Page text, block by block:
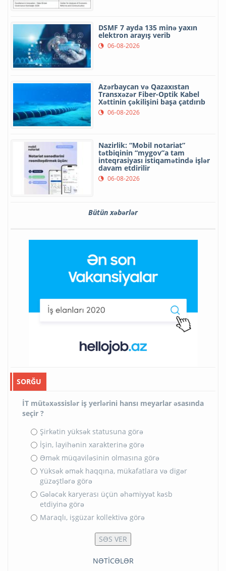
DSMF 7 ayda 135 minə yaxın
elektron arayış verib
06-08-2026
Azərbaycan və Qazaxıstan
Transxəzər Fiber-Optik Kabel
Xəttinin çəkilişini başa çatdırıb
06-08-2026
Nazirlik: “Mobil notariat”
tətbiqinin “mygov”a tam
inteqrasiyası istiqamətində işlər
davam etdirilir
06-08-2026
Bütün xəbərlər
SORĞU
İT mütəxəssislər iş yerlərini hansı meyarlar əsasında
seçir ?
Şirkətin yüksək statusuna görə
İşin, layihənin xarakterinə görə
Əmək müqaviləsinin olmasına görə
Yüksək əmək haqqına, mükafatlara və digər
güzəştlərə görə
Gələcək karyerası üçün əhəmiyyət kəsb
etdiyinə görə
Maraqlı, işgüzar kollektivə görə
NƏTİCƏLƏR